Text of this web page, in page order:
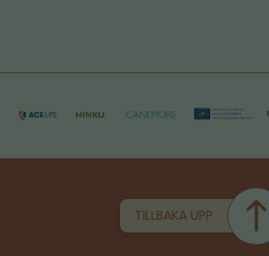
TILLBAKA UPP